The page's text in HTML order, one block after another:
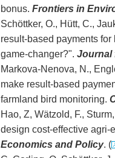
bonus. Frontiers in
Schöttker, O., Hütt, C.,
result-based payments
game-changer?". Journal
Markova-Nenova, N.,
make result-based
farmland bird monitoring.
Hao, Z, Wätzold, F.,
design cost-effective agri-
Economics and Policy. (